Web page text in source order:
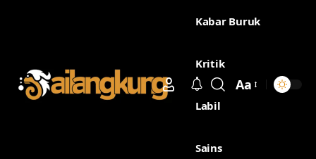
Kabar Buruk
Kritik
Labil
Sains
Aa